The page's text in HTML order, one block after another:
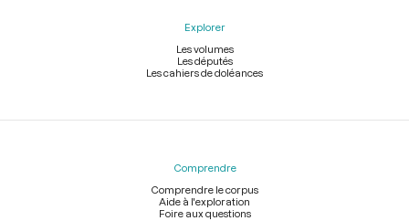
Explorer
Les volumes
Les députés
Les cahiers de doléances
Comprendre
Comprendre le corpus
Aide à l'exploration
Foire aux questions